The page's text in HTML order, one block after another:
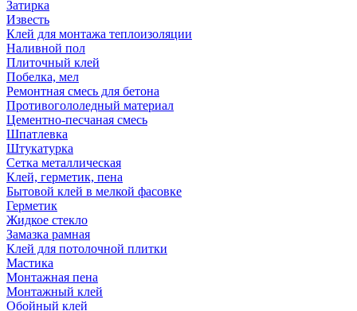
Затирка
Известь
Клей для монтажа теплоизоляции
Наливной пол
Плиточный клей
Побелка, мел
Ремонтная смесь для бетона
Противогололедный материал
Цементно-песчаная смесь
Шпатлевка
Штукатурка
Сетка металлическая
Клей, герметик, пена
Бытовой клей в мелкой фасовке
Герметик
Жидкое стекло
Замазка рамная
Клей для потолочной плитки
Мастика
Монтажная пена
Монтажный клей
Обойный клей